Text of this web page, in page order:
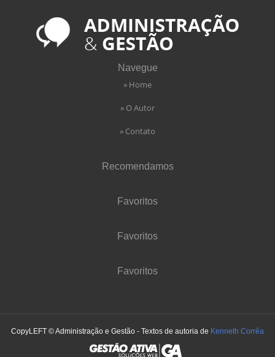
Navegue
» Home
» O Autor
» Contato
Recomendamos
Favoritos
Favoritos
Favoritos
CopyLEFT © Administração e Gestão - Textos de autoria de Kenneth Corrêa